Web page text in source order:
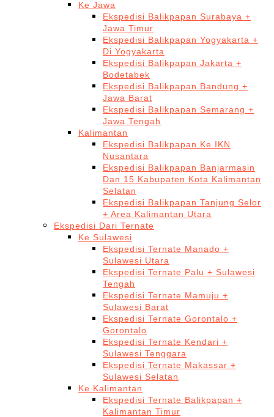
Ke Jawa
Ekspedisi Balikpapan Surabaya +
Jawa Timur
Ekspedisi Balikpapan Yogyakarta +
Di Yogyakarta
Ekspedisi Balikpapan Jakarta +
Bodetabek
Ekspedisi Balikpapan Bandung +
Jawa Barat
Ekspedisi Balikpapan Semarang +
Jawa Tengah
Kalimantan
Ekspedisi Balikpapan Ke IKN
Nusantara
Ekspedisi Balikpapan Banjarmasin
Dan 15 Kabupaten Kota Kalimantan
Selatan
Ekspedisi Balikpapan Tanjung Selor
+ Area Kalimantan Utara
Ekspedisi Dari Ternate
Ke Sulawesi
Ekspedisi Ternate Manado +
Sulawesi Utara
Ekspedisi Ternate Palu + Sulawesi
Tengah
Ekspedisi Ternate Mamuju +
Sulawesi Barat
Ekspedisi Ternate Gorontalo +
Gorontalo
Ekspedisi Ternate Kendari +
Sulawesi Tenggara
Ekspedisi Ternate Makassar +
Sulawesi Selatan
Ke Kalimantan
Ekspedisi Ternate Balikpapan +
Kalimantan Timur